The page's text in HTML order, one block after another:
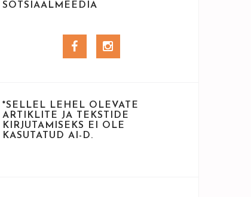
SOTSIAALMEEDIA
Facebook
*SELLEL LEHEL OLEVATE
ARTIKLITE JA TEKSTIDE
KIRJUTAMISEKS EI OLE
KASUTATUD AI-D.